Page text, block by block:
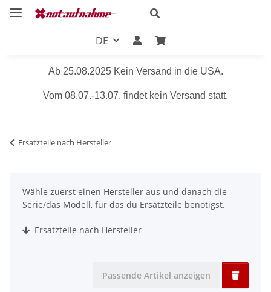
DE
Ab 25.08.2025 Kein Versand in die USA.
Vom 08.07.-13.07. findet kein Versand statt.
Ersatzteile nach Hersteller
Wähle zuerst einen Hersteller aus und danach die
Serie/das Modell, für das du Ersatzteile benötigst.
Ersatzteile nach Hersteller
Passende Artikel anzeigen